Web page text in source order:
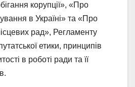
корупції», «Про
в Україні» та «Про
рад», Регламенту
етики, принципів
в роботі ради та її